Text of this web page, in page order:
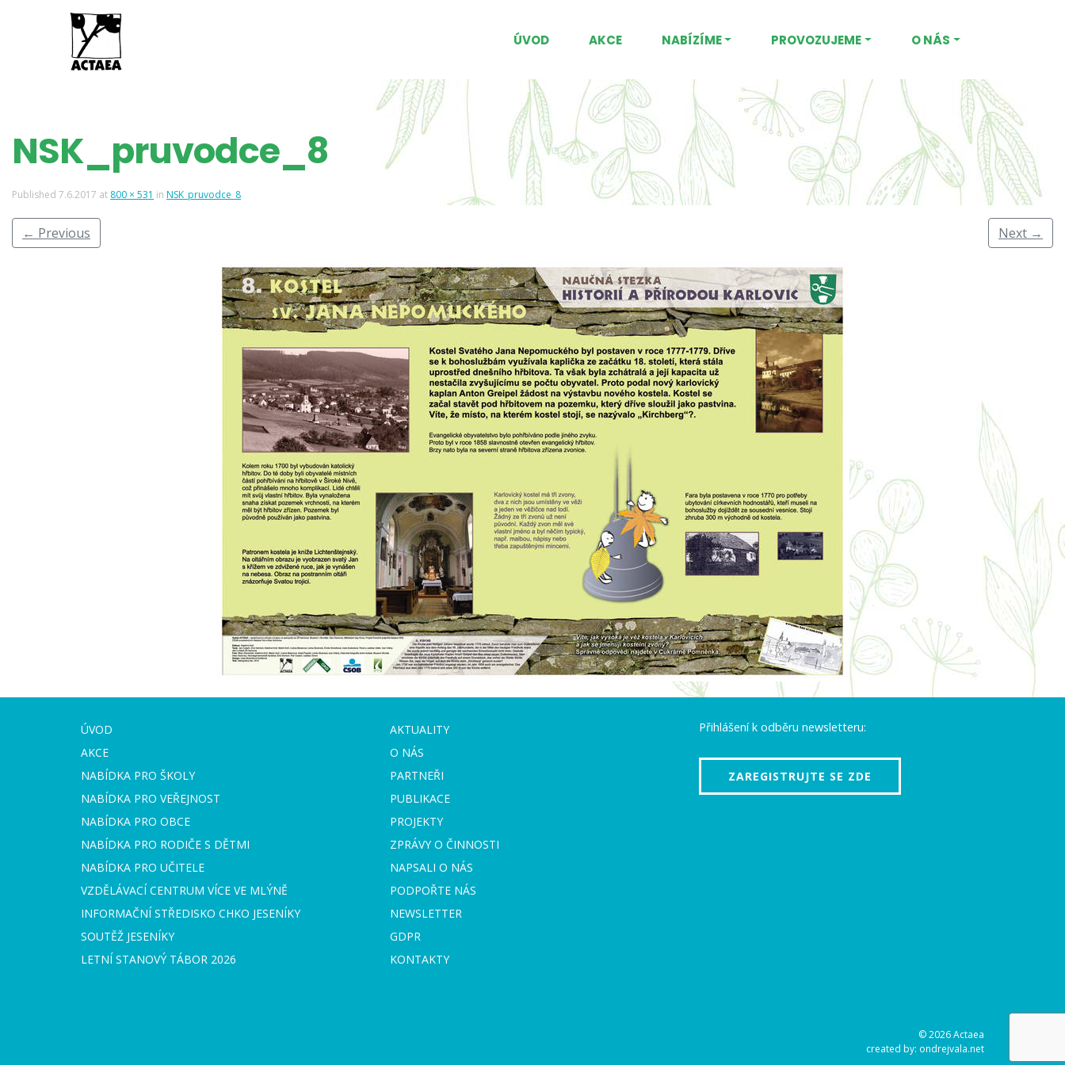
ÚVOD AKCE NABÍZÍME PROVOZUJEME O NÁS
NSK_pruvodce_8
Published 7.6.2017 at 800 × 531 in NSK_pruvodce_8
← Previous Next →
ÚVOD
AKCE
NABÍDKA PRO ŠKOLY
NABÍDKA PRO VEŘEJNOST
NABÍDKA PRO OBCE
NABÍDKA PRO RODIČE S DĚTMI
NABÍDKA PRO UČITELE
VZDĚLÁVACÍ CENTRUM VÍCE VE MLÝNĚ
INFORMAČNÍ STŘEDISKO CHKO JESENÍKY
SOUTĚŽ JESENÍKY
LETNÍ STANOVÝ TÁBOR 2026
AKTUALITY
O NÁS
PARTNEŘI
PUBLIKACE
PROJEKTY
ZPRÁVY O ČINNOSTI
NAPSALI O NÁS
PODPOŘTE NÁS
NEWSLETTER
GDPR
KONTAKTY
Přihlášení k odběru newsletteru:
ZAREGISTRUJTE SE ZDE
© 2026 Actaea
created by: ondrejvala.net